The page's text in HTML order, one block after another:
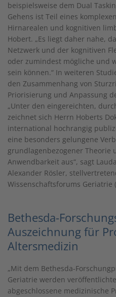
beispielsweise dem Dual
Gehens ist Teil eines
Hirnarealen und kognitiven
Hobert. „Es liegt daher nahe,
Netzwerk und der kognitiven
oder zumindest mögliche und
sein können.“ In weiteren
den Zusammenhang von
Priorisierung und Anpassung
„Unter den eingereichten,
zeichnet sich Herrn Hoberts
international hochrangig
eine besonders gelungene
grundlagenbezogener Theorie
Anwendbarkeit aus“, sagt
Alexander Rösler,
Wissenschaftsforums Geriatrie
Bethesda-
Auszeichnung für
Altersmedizin
„Mit dem Bethesda-
Geriatrie werden
abgeschlossene medizinische